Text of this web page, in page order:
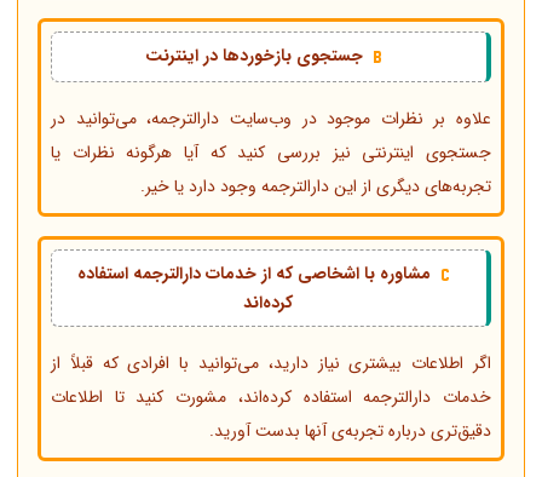
جستجوی بازخوردها در اینترنت
علاوه بر نظرات موجود در وب‌سایت دارالترجمه، می‌توانید در
جستجوی اینترنتی نیز بررسی کنید که آیا هرگونه نظرات یا
تجربه‌های دیگری از این دارالترجمه وجود دارد یا خیر.
مشاوره با اشخاصی که از خدمات دارالترجمه استفاده
کرده‌اند
اگر اطلاعات بیشتری نیاز دارید، می‌توانید با افرادی که قبلاً از
خدمات دارالترجمه استفاده کرده‌اند، مشورت کنید تا اطلاعات
دقیق‌تری درباره تجربه‌ی آنها بدست آورید.